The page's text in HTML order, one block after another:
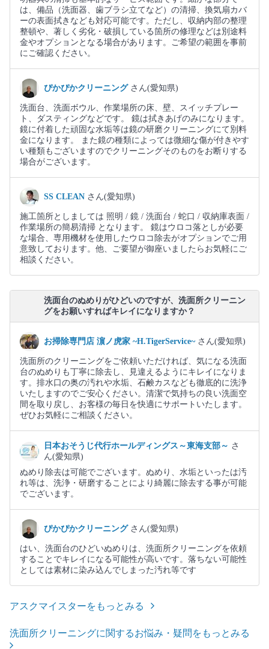
は、備品（洗面器、歯ブラシ立てなど）の清掃、換気扇カバ
ーの表面拭きなども対応可能です。ただし、収納内部の整理
整頓や、著しく劣化・破損している箇所の修理などは別途料
金やオプションとなる場合があります。ご希望の範囲を事前
にご確認ください。
ぴかぴかクリーニング さん(愛知県)
洗面台、洗面ボウル、作業場所の床、壁、スイッチプレー
ト、ダスティングなどです。 鏡は拭きあげのみになります。
鏡に付着した頑固な水垢等は鏡の研磨クリーニングにて別料
金になります。 また鏡の種類によっては微細な傷が付きやす
い種類もございますのでクリーニングそのものをお断りする
場合がございます。
SS CLEAN さん(愛知県)
施工箇所としましては 照明 / 鏡 / 洗面台 / 蛇口 / 収納庫表面 /
作業場所の簡易清掃 となります。 鏡はウロコ落としが必要
な場合、専用機材を使用したウロコ除去がオプションでご用
意致しております。他、ご要望が御座いましたらお気軽にご
相談ください。
洗面台のぬめりがひどいのですが、洗面所クリーニン
グをお願いすればキレイになりますか？
お掃除専門店 濵ノ虎家 ~H.TigerService~ さん(愛知県)
洗面所のクリーニングをご依頼いただければ、気になる洗面
台のぬめりも丁寧に除去し、見違えるようにキレイになりま
す。排水口の奥の汚れや水垢、石鹸カスなども徹底的に洗浄
いたしますのでご安心ください。清潔で気持ちの良い洗面空
間を取り戻し、お客様の毎日を快適にサポートいたします。
ぜひお気軽にご相談ください。
日本おそうじ代行ホールディングス～東海支部～ さ
ん(愛知県)
ぬめり除去は可能でございます。ぬめり、水垢といったは汚
れ等は、洗浄・研磨することにより綺麗に除去する事が可能
でございます。
ぴかぴかクリーニング さん(愛知県)
はい、洗面台のひどいぬめりは、洗面所クリーニングを依頼
することでキレイになる可能性が高いです。落ちない可能性
としては素材に染み込んでしまった汚れ等です
アスクマイスターをもっとみる
洗面所クリーニングに関するお悩み・疑問をもっとみる